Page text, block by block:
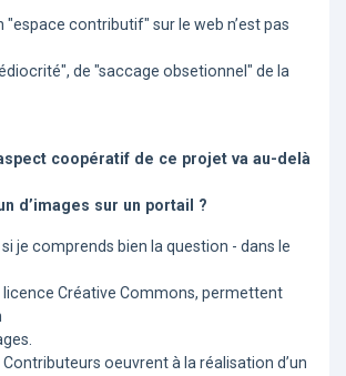
"espace contributif" sur le web n’est pas
de "saccage obsetionnel" de la
coopératif de ce projet va au-delà
d’images sur un portail ?
je comprends bien la question - dans le
licence Créative Commons, permettent
Contributeurs oeuvrent à la réalisation d’un